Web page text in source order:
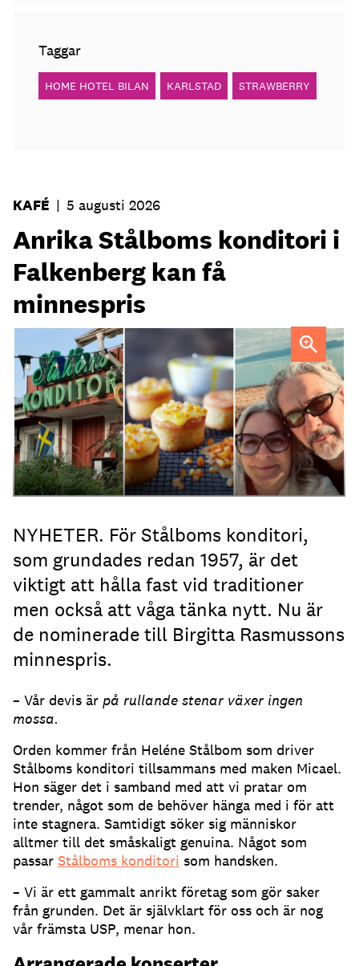
Taggar
HOME HOTEL BILAN KARLSTAD STRAWBERRY
KAFÉ | 5 augusti 2026
Anrika Stålboms konditori i
Falkenberg kan få
minnespris
Heléne och Micael Stålbom
NYHETER. För Stålboms konditori,
som grundades redan 1957, är det
viktigt att hålla fast vid traditioner
men också att våga tänka nytt. Nu är
de nominerade till Birgitta Rasmussons
minnespris.
– Vår devis är på rullande stenar växer ingen
mossa.
Orden kommer från Heléne Stålbom som driver
Stålboms konditori tillsammans med maken Micael.
Hon säger det i samband med att vi pratar om
trender, något som de behöver hänga med i för att
inte stagnera. Samtidigt söker sig människor
alltmer till det småskaligt genuina. Något som
passar Stålboms konditori som handsken.
– Vi är ett gammalt anrikt företag som gör saker
från grunden. Det är självklart för oss och är nog
vår främsta USP, menar hon.